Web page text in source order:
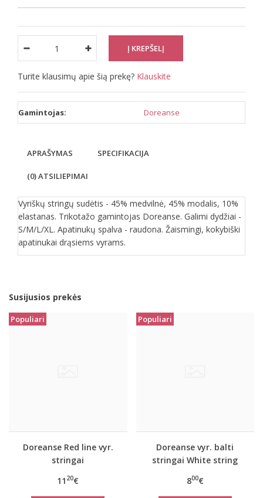
Turite klausimų apie šią prekę? Klauskite
Gamintojas: Doreanse
APRAŠYMAS SPECIFIKACIJA
(0) ATSILIEPIMAI
Vyriškų stringų sudėtis - 45% medvilnė, 45% modalis, 10%
elastanas. Trikotažo gamintojas Doreanse. Galimi dydžiai -
S/M/L/XL. Apatinukų spalva - raudona. Žaismingi, kokybiški
apatinukai drąsiems vyrams.
Susijusios prekės
Populiari
Doreanse Red line vyr.
stringai
11 20€
Populiari
Doreanse vyr. balti
stringai White string
800€